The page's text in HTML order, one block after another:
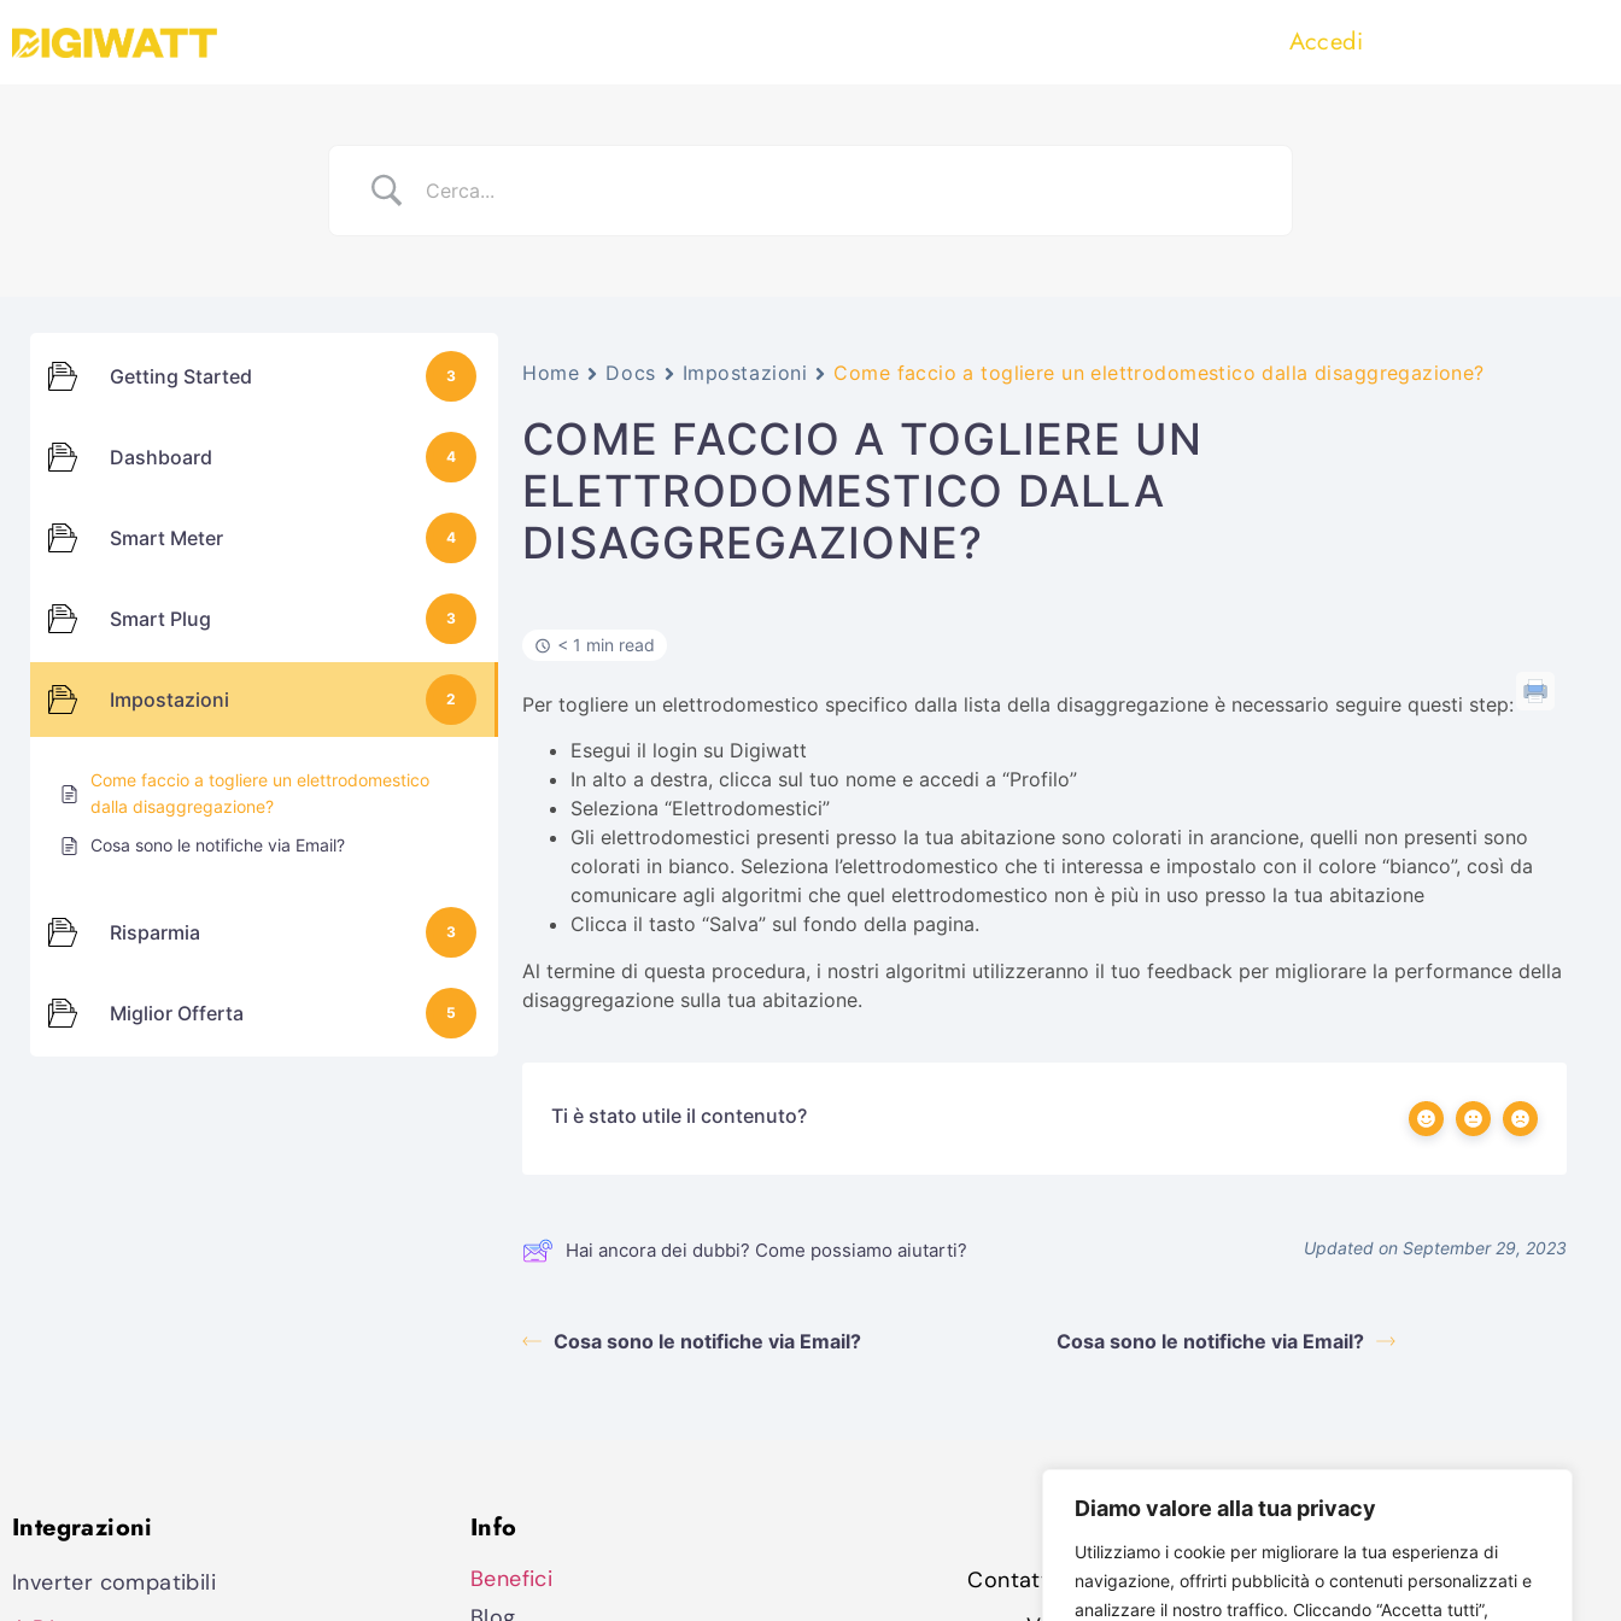
Diamo valore alla tua privacy
Utilizziamo i cookie per migliorare la tua esperienza di
navigazione, offrirti pubblicità o contenuti personalizzati e
analizzare il nostro traffico. Cliccando “Accetta tutti”,
Accedi
Getting Started 3
Dashboard 4
Smart Meter 4
Smart Plug 3
Impostazioni 2
Come faccio a togliere un elettrodomestico
dalla disaggregazione?
Cosa sono le notifiche via Email?
Risparmia 3
Miglior Offerta 5
Home Docs Impostazioni Come faccio a togliere un elettrodomestico dalla disaggregazione?
COME FACCIO A TOGLIERE UN
ELETTRODOMESTICO DALLA
DISAGGREGAZIONE?
< 1 min read
Per togliere un elettrodomestico specifico dalla lista della disaggregazione è necessario seguire questi step:
Esegui il login su Digiwatt
In alto a destra, clicca sul tuo nome e accedi a “Profilo”
Seleziona “Elettrodomestici”
Gli elettrodomestici presenti presso la tua abitazione sono colorati in arancione, quelli non presenti sono
colorati in bianco. Seleziona l’elettrodomestico che ti interessa e impostalo con il colore “bianco”, così da
comunicare agli algoritmi che quel elettrodomestico non è più in uso presso la tua abitazione
Clicca il tasto “Salva” sul fondo della pagina.
Al termine di questa procedura, i nostri algoritmi utilizzeranno il tuo feedback per migliorare la performance della
disaggregazione sulla tua abitazione.
Ti è stato utile il contenuto?
Hai ancora dei dubbi? Come possiamo aiutarti? Updated on September 29, 2023
Cosa sono le notifiche via Email? Cosa sono le notifiche via Email?
Integrazioni
Inverter compatibili
Info
Benefici
©2026, Veos AI
Contattaci a: info (at) digiwatt.energy